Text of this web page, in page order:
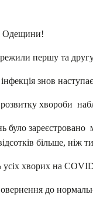
Одещини!
першу та
знов
хвороби
було
більше, ніж
хворих на
до